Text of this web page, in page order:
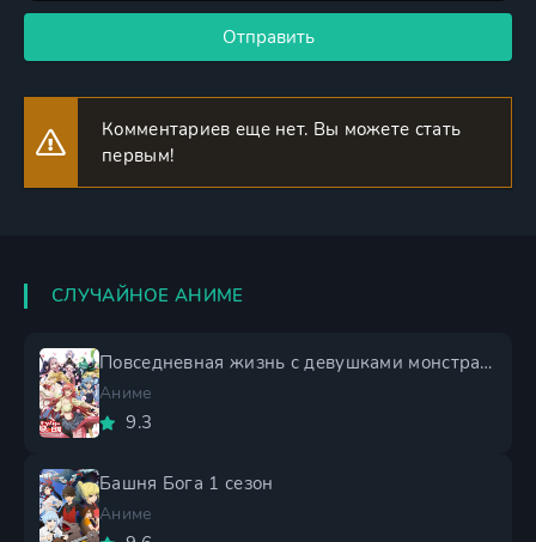
Отправить
Комментариев еще нет. Вы можете стать
первым!
СЛУЧАЙНОЕ АНИМЕ
Повседневная жизнь с девушками монстрами
Аниме
9.3
Башня Бога 1 сезон
Аниме